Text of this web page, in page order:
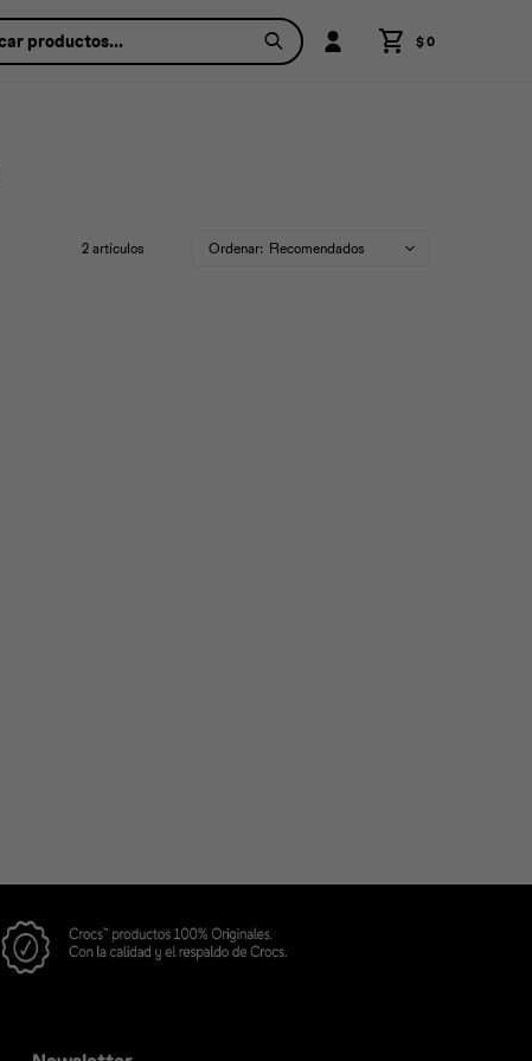
$0
2 artículos Recomendados